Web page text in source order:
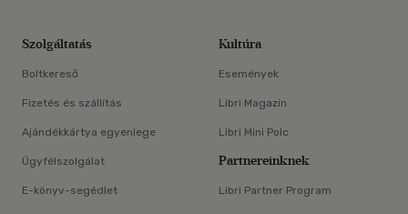
Szolgáltatás
Boltkereső
Fizetés és szállítás
Ajándékkártya egyenlege
Ügyfélszolgálat
E-könyv-segédlet
Kultúra
Események
Libri Magazin
Libri Mini Polc
Partnereinknek
Libri Partner Program